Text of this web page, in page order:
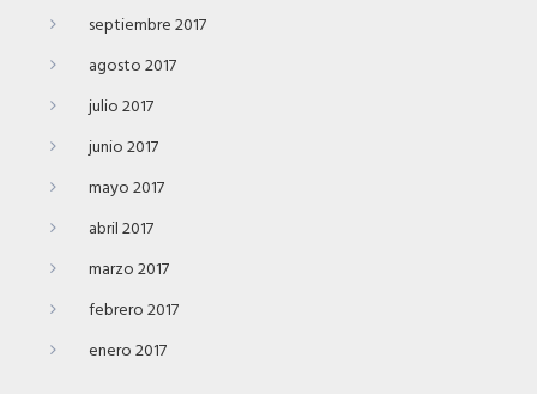
septiembre 2017
agosto 2017
julio 2017
junio 2017
mayo 2017
abril 2017
marzo 2017
febrero 2017
enero 2017